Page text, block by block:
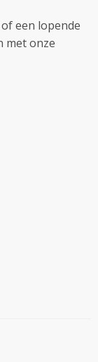
een lopende
met onze